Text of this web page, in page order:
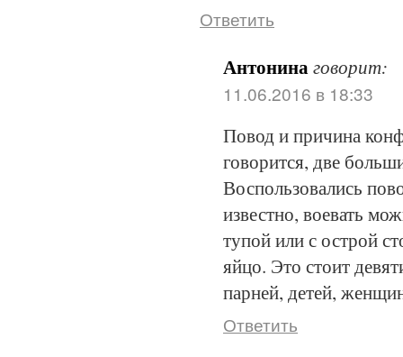
Ответить
Антонинаговорит:
11.06.2016 в 18:33
Повод и причина
говорится, две
Воспользовались
известно, воевать
тупой или с острой
яйцо. Это стоит
парней, детей,
Ответить